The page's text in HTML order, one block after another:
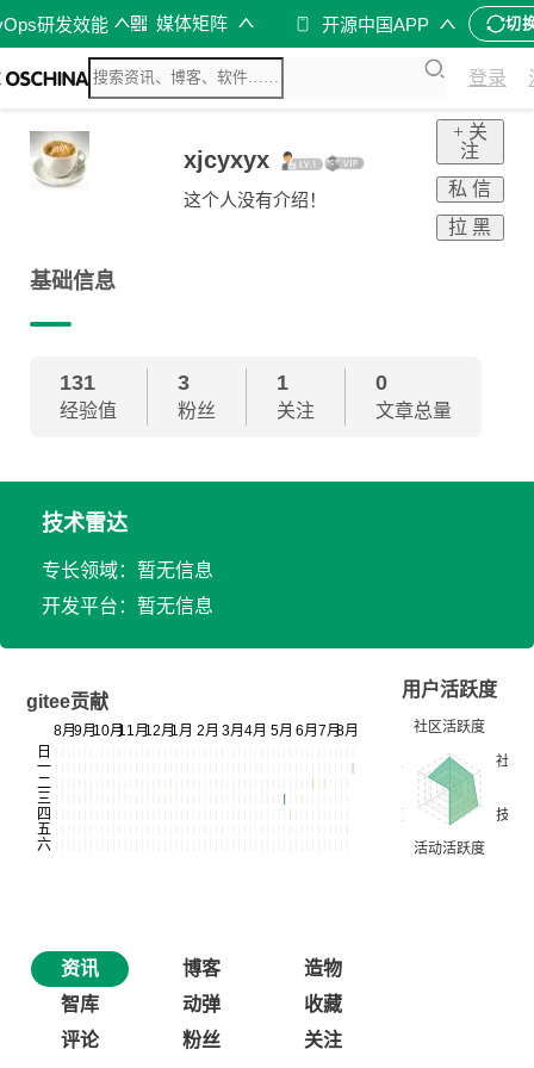
研发效能 媒体矩阵 开源中国APP 切
登录
xjcyxyx
这个人没有介绍！
+ 关
注
私 信
拉 黑
基础信息
131
经验值
3
粉丝
1
关注
0
文章总量
技术雷达
专长领域：暂无信息
开发平台：暂无信息
gitee贡献
用户活跃度
资讯 博客
造物
智库
动弹
收藏
评论
粉丝 关注